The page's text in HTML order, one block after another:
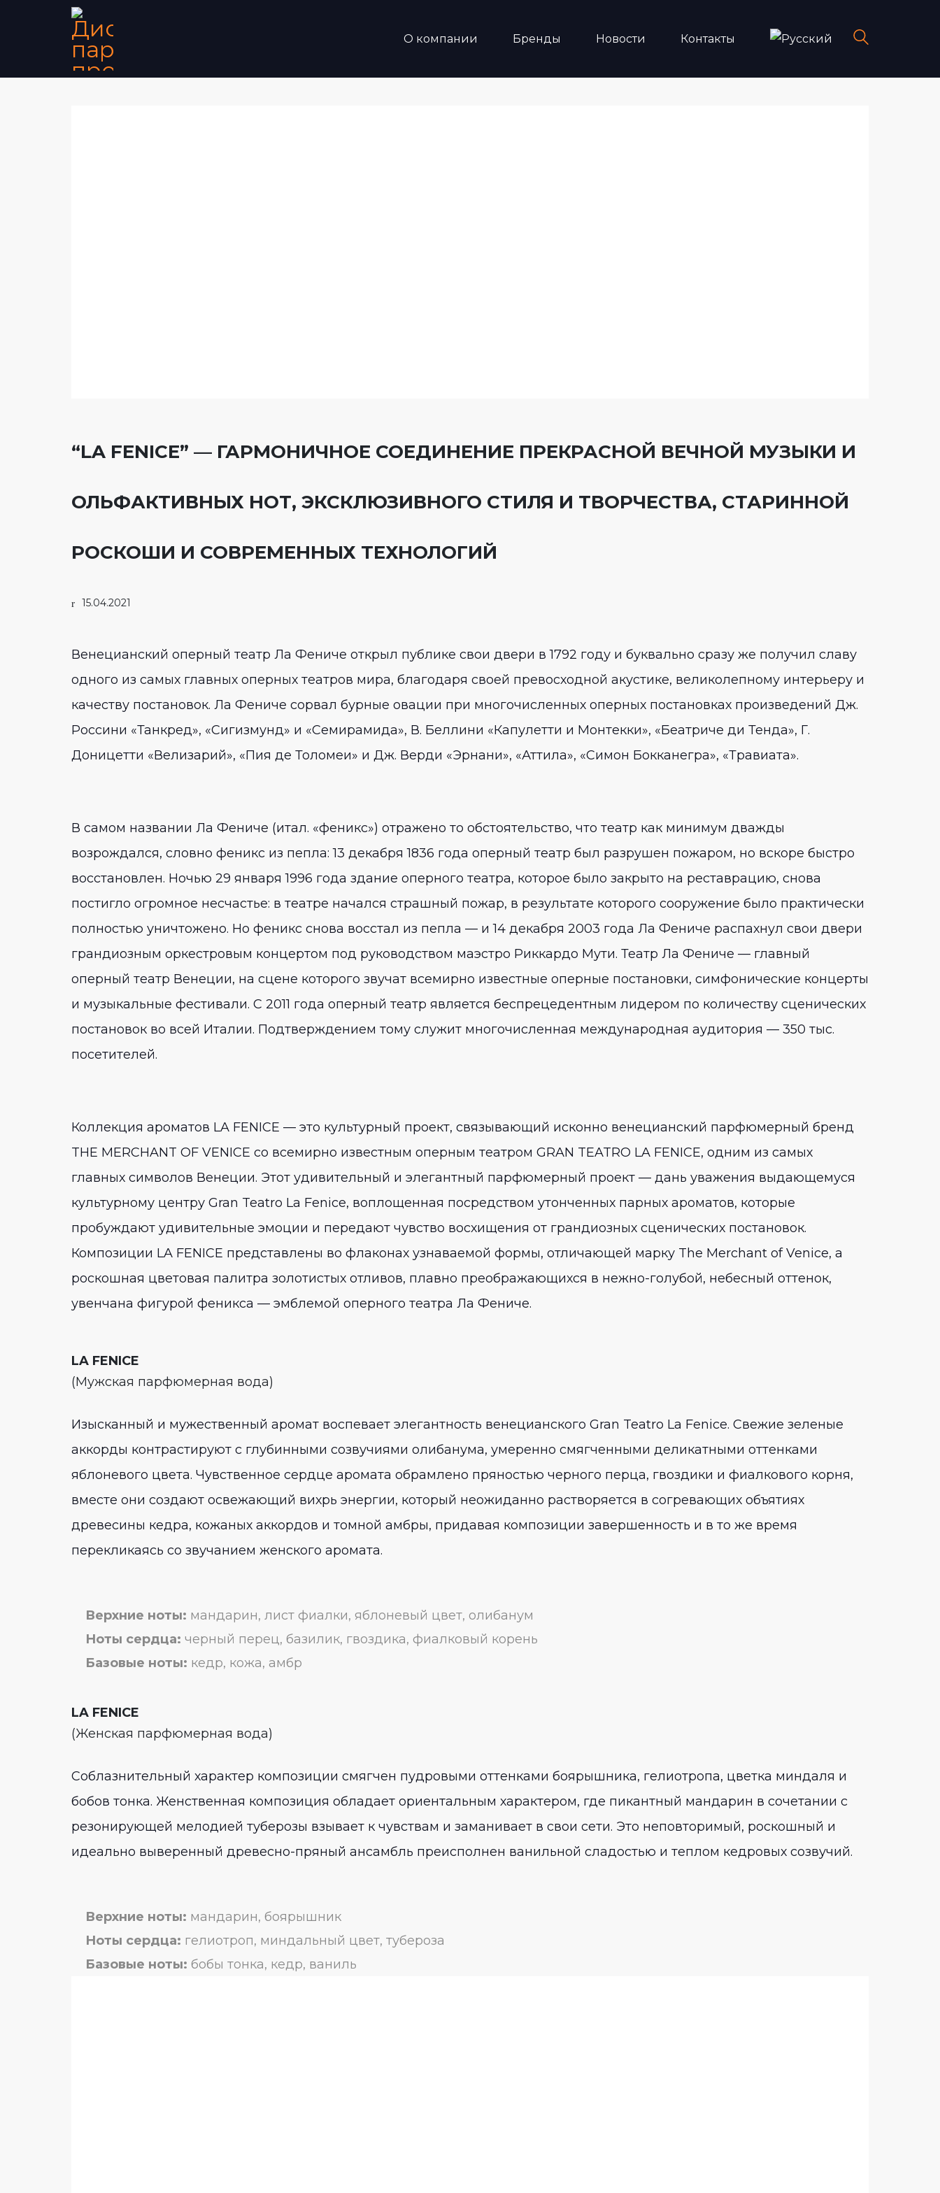
О компании Бренды Новости Контакты
“LA FENICE” — ГАРМОНИЧНОЕ СОЕДИНЕНИЕ ПРЕКРАСНОЙ ВЕЧНОЙ МУЗЫКИ И
ОЛЬФАКТИВНЫХ НОТ, ЭКСКЛЮЗИВНОГО СТИЛЯ И ТВОРЧЕСТВА, СТАРИННОЙ
РОСКОШИ И СОВРЕМЕННЫХ ТЕХНОЛОГИЙ
15.04.2021
Венецианский оперный театр Ла Фениче открыл публике свои двери в 1792 году и буквально сразу же получил славу
одного из самых главных оперных театров мира, благодаря своей превосходной акустике, великолепному интерьеру и
качеству постановок. Ла Фениче сорвал бурные овации при многочисленных оперных постановках произведений Дж.
Россини «Танкред», «Сигизмунд» и «Семирамида», В. Беллини «Капулетти и Монтекки», «Беатриче ди Тенда», Г.
Доницетти «Велизарий», «Пия де Толомеи» и Дж. Верди «Эрнани», «Аттила», «Симон Бокканегра», «Травиата».
В самом названии Ла Фениче (итал. «феникс») отражено то обстоятельство, что театр как минимум дважды
возрождался, словно феникс из пепла: 13 декабря 1836 года оперный театр был разрушен пожаром, но вскоре быстро
восстановлен. Ночью 29 января 1996 года здание оперного театра, которое было закрыто на реставрацию, снова
постигло огромное несчастье: в театре начался страшный пожар, в результате которого сооружение было практически
полностью уничтожено. Но феникс снова восстал из пепла — и 14 декабря 2003 года Ла Фениче распахнул свои двери
грандиозным оркестровым концертом под руководством маэстро Риккардо Мути. Театр Ла Фениче — главный
оперный театр Венеции, на сцене которого звучат всемирно известные оперные постановки, симфонические концерты
и музыкальные фестивали. С 2011 года оперный театр является беспрецедентным лидером по количеству сценических
постановок во всей Италии. Подтверждением тому служит многочисленная международная аудитория — 350 тыс.
посетителей.
Коллекция ароматов LA FENICE — это культурный проект, связывающий исконно венецианский парфюмерный бренд
THE MERCHANT OF VENICE со всемирно известным оперным театром GRAN TEATRO LA FENICE, одним из самых
главных символов Венеции. Этот удивительный и элегантный парфюмерный проект — дань уважения выдающемуся
культурному центру Gran Teatro La Fenice, воплощенная посредством утонченных парных ароматов, которые
пробуждают удивительные эмоции и передают чувство восхищения от грандиозных сценических постановок.
Композиции LA FENICE представлены во флаконах узнаваемой формы, отличающей марку The Merchant of Venice, а
роскошная цветовая палитра золотистых отливов, плавно преображающихся в нежно-голубой, небесный оттенок,
увенчана фигурой феникса — эмблемой оперного театра Ла Фениче.
LA FENICE
(Мужская парфюмерная вода)
Изысканный и мужественный аромат воспевает элегантность венецианского Gran Teatro La Fenice. Свежие зеленые
аккорды контрастируют с глубинными созвучиями олибанума, умеренно смягченными деликатными оттенками
яблоневого цвета. Чувственное сердце аромата обрамлено пряностью черного перца, гвоздики и фиалкового корня,
вместе они создают освежающий вихрь энергии, который неожиданно растворяется в согревающих объятиях
древесины кедра, кожаных аккордов и томной амбры, придавая композиции завершенность и в то же время
перекликаясь со звучанием женского аромата.
Верхние ноты: мандарин, лист фиалки, яблоневый цвет, олибанум
Ноты сердца: черный перец, базилик, гвоздика, фиалковый корень
Базовые ноты: кедр, кожа, амбр
LA FENICE
(Женская парфюмерная вода)
Соблазнительный характер композиции смягчен пудровыми оттенками боярышника, гелиотропа, цветка миндаля и
бобов тонка. Женственная композиция обладает ориентальным характером, где пикантный мандарин в сочетании с
резонирующей мелодией туберозы взывает к чувствам и заманивает в свои сети. Это неповторимый, роскошный и
идеально выверенный древесно-пряный ансамбль преисполнен ванильной сладостью и теплом кедровых созвучий.
Верхние ноты: мандарин, боярышник
Ноты сердца: гелиотроп, миндальный цвет, тубероза
Базовые ноты: бобы тонка, кедр, ваниль